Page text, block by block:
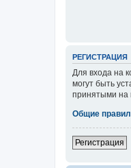
РЕГИСТРАЦИЯ
Для входа на
могут быть
принятыми на
Общие
Регистрация